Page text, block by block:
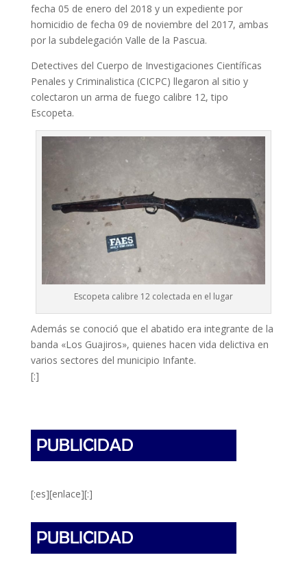
fecha 05 de enero del 2018 y un expediente por
homicidio de fecha 09 de noviembre del 2017, ambas
por la subdelegación Valle de la Pascua.
Detectives del Cuerpo de Investigaciones Científicas
Penales y Criminalistica (CICPC) llegaron al sitio y
colectaron un arma de fuego calibre 12, tipo
Escopeta.
Escopeta calibre 12 colectada en el lugar
Además se conoció que el abatido era integrante de la
banda «Los Guajiros», quienes hacen vida delictiva en
varios sectores del municipio Infante.
[:]
[:es][enlace][:]